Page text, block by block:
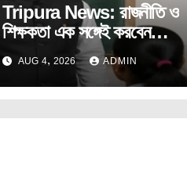
Tripura News: রাজনীতি ও
শিক্ষকতা এক সঙ্গেই করবেন
প্রাক্তন সাংসদ রেবতী ত্রিপুরা।
AUG 4, 2026 ADMIN